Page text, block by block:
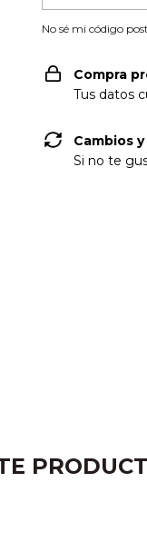
No sé mi código
Compra
Tus datos
Cambios
Si no te